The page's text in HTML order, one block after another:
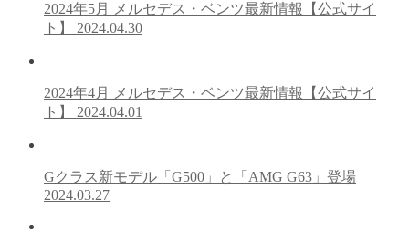
2024年5月 メルセデス・ベンツ最新情報【公式サイ
ト】 2024.04.30
2024年4月 メルセデス・ベンツ最新情報【公式サイ
ト】 2024.04.01
Gクラス新モデル「G500」と「AMG G63」登場
2024.03.27